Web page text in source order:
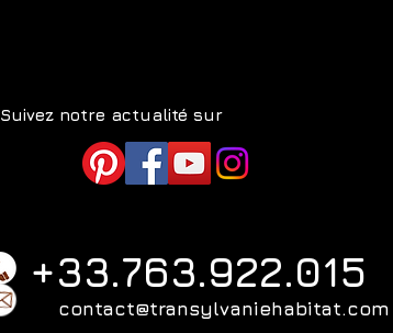
Suivez notre actualité sur
+33.763.922.015
contact@transylvaniehabitat.com